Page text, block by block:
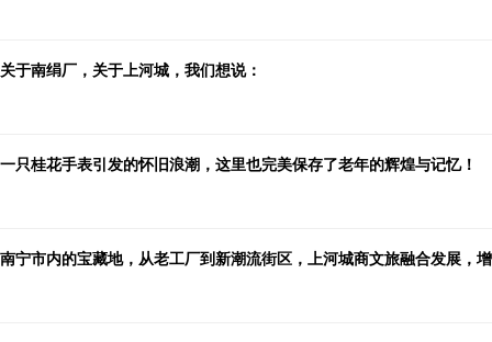
关于南绢厂，关于上河城，我们想说：
一只桂花手表引发的怀旧浪潮，这里也完美保存了老年的辉煌与记忆！
南宁市内的宝藏地，从老工厂到新潮流街区，上河城商文旅融合发展，